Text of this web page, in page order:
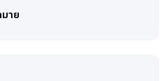
าย